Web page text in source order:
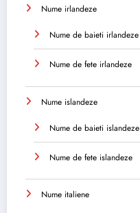
Nume irlandeze
Nume de baieti irlandeze
Nume de fete irlandeze
Nume islandeze
Nume de baieti islandeze
Nume de fete islandeze
Nume italiene